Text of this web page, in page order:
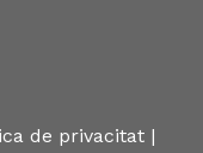
de privacitat |